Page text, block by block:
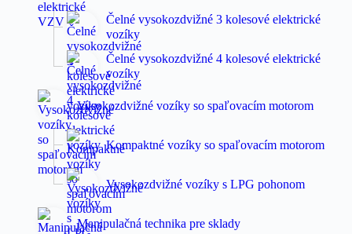
Čelné vysokozdvižné 3 kolesové elektrické
vozíky
Čelné vysokozdvižné 4 kolesové elektrické
vozíky
Vysokozdvižné vozíky so spaľovacím motorom
Kompaktné vozíky so spaľovacím motorom
Vysokozdvižné vozíky s LPG pohonom
Manipulačná technika pre sklady